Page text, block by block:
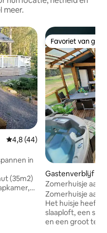
meer.
Gemiddelde beoordeling van
4,8 (44)
in
Favoriet van
Favoriet van
Gastenverblijf in
na
Zomerhuisje aan
Zomerhuisje aan
Het huisje heeft
slaaploft, een
en een groot